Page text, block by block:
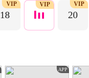
18
VIP VIP
20
VIP
APP